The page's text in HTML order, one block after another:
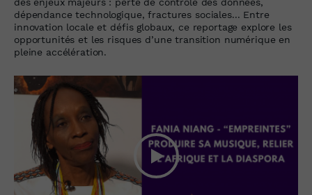
dépendance technologique, fractures sociales... Entre
innovation locale et défis globaux, ce reportage explore les
opportunités et les risques d’une transition numérique en
pleine accélération.